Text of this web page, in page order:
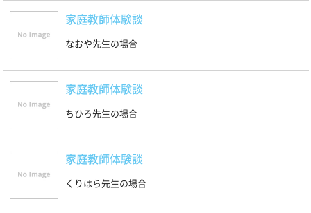
家庭教師体験談
なおや先生の場合
家庭教師体験談
ちひろ先生の場合
家庭教師体験談
くりはら先生の場合